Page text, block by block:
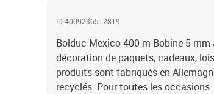
ID 4009236512819
Bolduc Mexico 400-m-Bobine 5
décoration de paquets, cadeaux,
produits sont fabriqués en
recyclés. Pour toutes les occasions